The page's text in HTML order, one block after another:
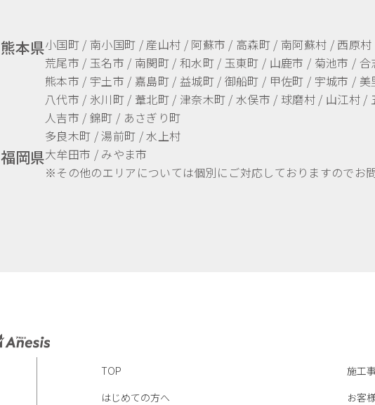
熊本県小国町 / 南小国町 / 産山村 / 阿蘇市 / 高森町 / 南阿蘇村 / 西原村
荒尾市 / 玉名市 / 南関町 / 和水町 / 玉東町 / 山鹿市 / 菊池市 /
熊本市 / 宇土市 / 嘉島町 / 益城町 / 御船町 / 甲佐町 / 宇城市 / 美
八代市 / 氷川町 / 葦北町 / 津奈木町 / 水俣市 / 球磨村 / 山江村 /
人吉市 / 錦町 / あさぎり町
多良木町 / 湯前町 / 水上村
福岡県大牟田市 / みやま市
※その他のエリアについては個別にご対応しておりますのでお
TOP
はじめての方へ
施工
お客